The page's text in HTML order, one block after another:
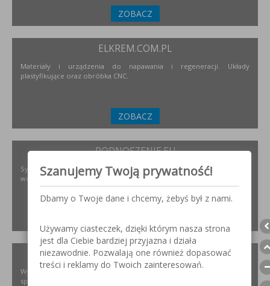
ZOBACZ
ELKREM.COM.PL
Materiały i urządzenia do napawania i regeneracji. Układy
plastyfikujące oraz obróbka CNC.
ZOBACZ
PODNOSZENIE.EU
Systemy transportu bliskiego, żurawie, żurawików, suwnice,
wciągników oraz wiele innych.
XIRIS.PL
Wysoce wyspecjalizowane kamery spawalnicze do badania jakości
spoin spawalniczych
Szanujemy Twoją prywatność!
Dbamy o Twoje dane i chcemy, żebyś był z nami.
Używamy ciasteczek, dzięki którym nasza strona
jest dla Ciebie bardziej przyjazna i działa
niezawodnie. Pozwalają one również dopasować
treści i reklamy do Twoich zainteresowań.